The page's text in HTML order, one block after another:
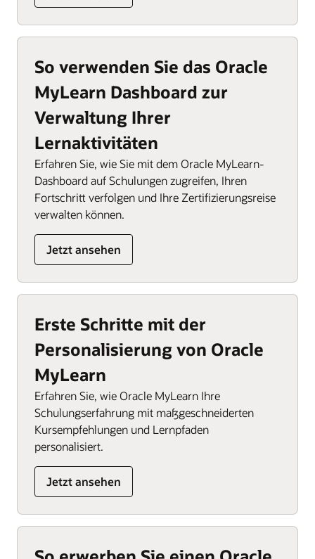
So verwenden Sie das Oracle
MyLearn Dashboard zur
Verwaltung Ihrer
Lernaktivitäten
Erfahren Sie, wie Sie mit dem Oracle MyLearn-
Dashboard auf Schulungen zugreifen, Ihren
Fortschritt verfolgen und Ihre Zertifizierungsreise
verwalten können.
Jetzt ansehen
Erste Schritte mit der
Personalisierung von Oracle
MyLearn
Erfahren Sie, wie Oracle MyLearn Ihre
Schulungserfahrung mit maßgeschneiderten
Kursempfehlungen und Lernpfaden
personalisiert.
Jetzt ansehen